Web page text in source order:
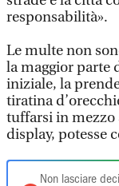
responsabilità».
Le multe non
la maggior parte
iniziale, la
tiratina
tuffarsi in mezzo
display, potesse
Non lasciare